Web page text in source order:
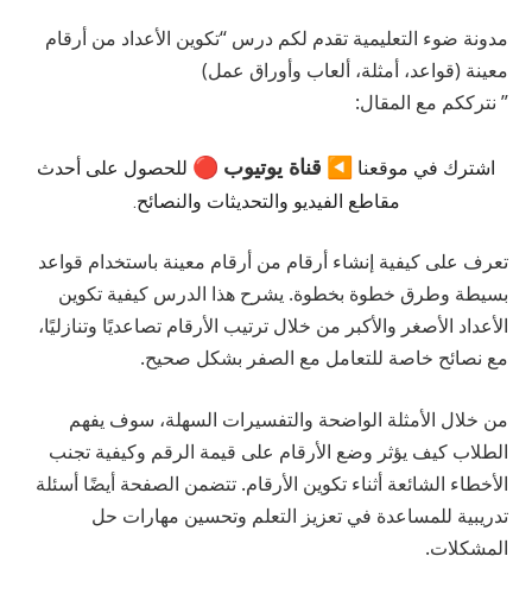
مدونة ضوء التعليمية تقدم لكم درس “تكوين الأعداد من أرقام
معينة (قواعد، أمثلة، ألعاب وأوراق عمل)
” نترككم مع المقال:
اشترك في موقعنا ◀️ قناة يوتيوب 🔴 للحصول على أحدث
مقاطع الفيديو والتحديثات والنصائح.
تعرف على كيفية إنشاء أرقام من أرقام معينة باستخدام قواعد
بسيطة وطرق خطوة بخطوة. يشرح هذا الدرس كيفية تكوين
الأعداد الأصغر والأكبر من خلال ترتيب الأرقام تصاعديًا وتنازليًا،
مع نصائح خاصة للتعامل مع الصفر بشكل صحيح.
من خلال الأمثلة الواضحة والتفسيرات السهلة، سوف يفهم
الطلاب كيف يؤثر وضع الأرقام على قيمة الرقم وكيفية تجنب
الأخطاء الشائعة أثناء تكوين الأرقام. تتضمن الصفحة أيضًا أسئلة
تدريبية للمساعدة في تعزيز التعلم وتحسين مهارات حل
المشكلات.